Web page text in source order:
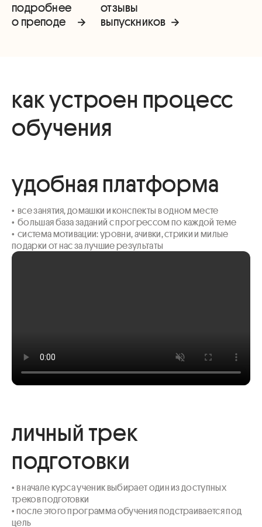
подробнее
о преподе
отзывы
выпускников
как устроен процесс
обучения
удобная платформа
•  все занятия, домашки и конспекты в одном месте
•  большая база заданий с прогрессом по каждой теме
•  система мотивации: уровни, ачивки, стрики и милые
подарки от нас за лучшие результаты
личный трек
подготовки
• в начале курса ученик выбирает один из доступных
треков подготовки
• после этого программа обучения подстраивается под
цель